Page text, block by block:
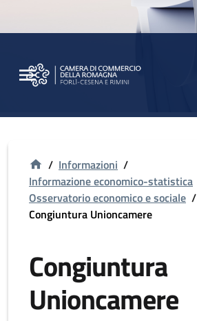
/ Informazioni /
Informazione economico-statistica
Osservatorio economico e sociale /
Congiuntura Unioncamere
Congiuntura
Unioncamere